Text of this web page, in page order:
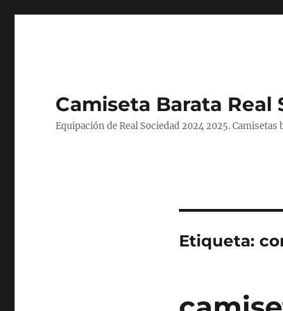
Camiseta Barata Real
Equipación de Real Sociedad 2024 2025.
Etiqueta: